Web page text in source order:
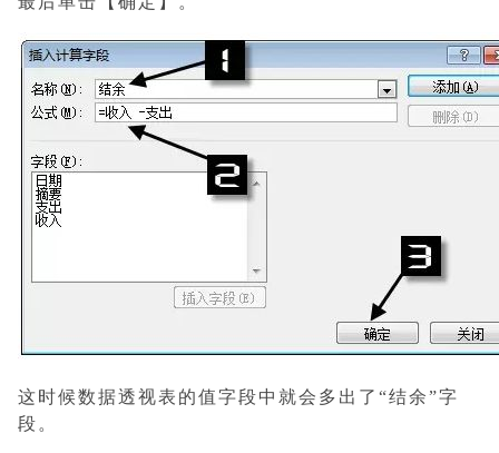
这时候数据透视表的值字段中就会多出了“结余”字
段。